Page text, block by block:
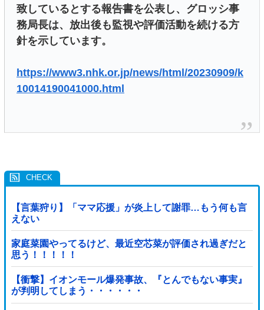
致しているとする報告書を公表し、グロッシ事
務局長は、放出後も監視や評価活動を続ける方
針を示しています。
https://www3.nhk.or.jp/news/html/20230909/k
10014190041000.html
【言葉狩り】「ママ応援」が炎上して謝罪…もう何も言
えない
家庭菜園やってるけど、最近空芯菜が評価され過ぎだと
思う！！！！！
【衝撃】イオンモール爆発事故、『とんでもない事実』
が判明してしまう・・・・・・